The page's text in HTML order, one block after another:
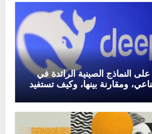
النماذج الصينية الرائدة في
ومقارنة بينها، وكيف تستفيد